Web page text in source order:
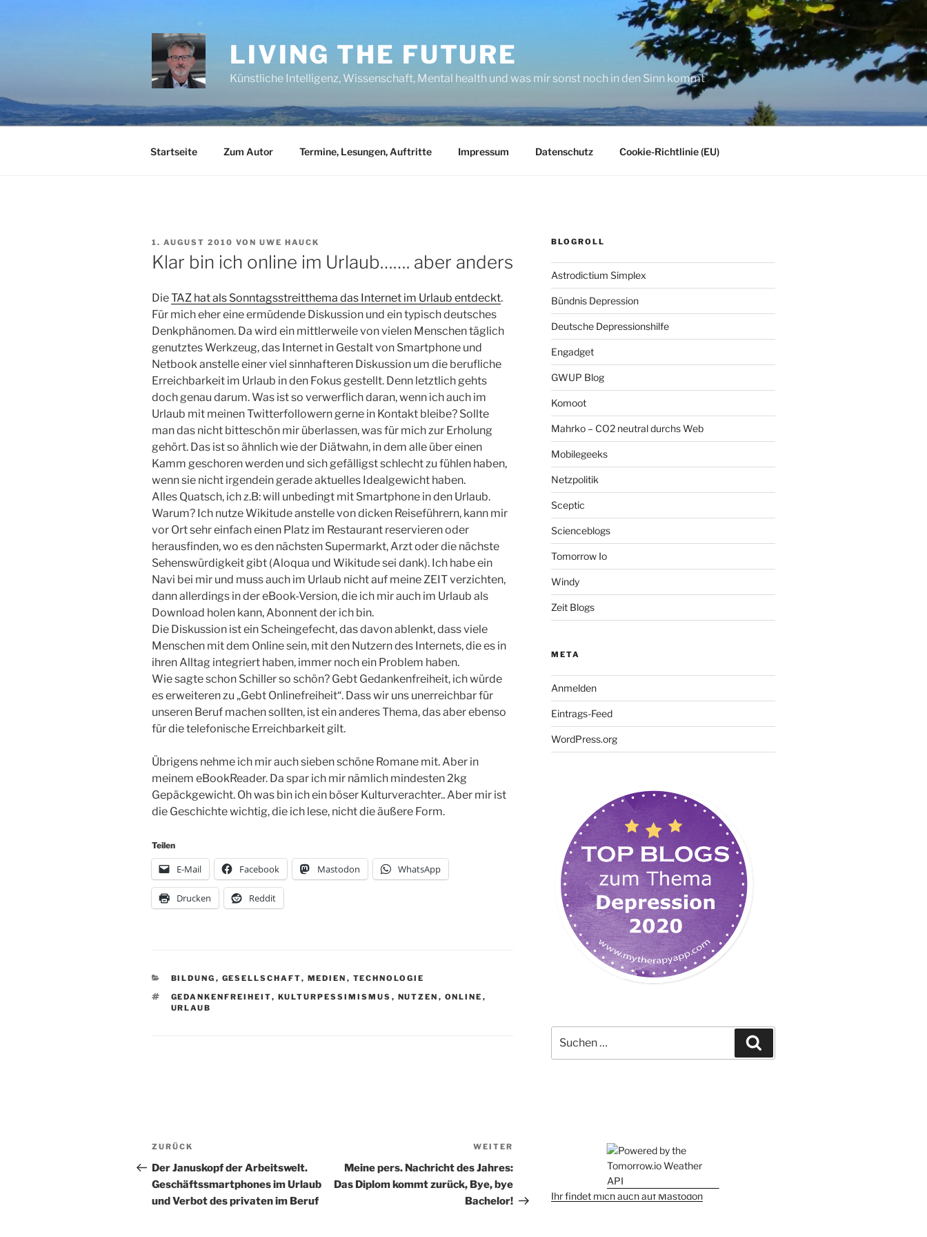
LIVING THE FUTURE
Künstliche Intelligenz, Wissenschaft, Mental health und was mir sonst noch in den Sinn kommt
Startseite Zum Autor Termine, Lesungen, Auftritte Impressum Datenschutz Cookie-Richtlinie (EU)
VERÖFFENTLICHT
AM
1. AUGUST 2010 VON UWE HAUCK
Klar bin ich online im Urlaub……. aber anders
DieTAZ hat als Sonntagsstreitthema das Internet im Urlaub entdeckt.
Für mich eher eine ermüdende Diskussion und ein typisch deutsches
Denkphänomen. Da wird ein mittlerweile von vielen Menschen täglich
genutztes Werkzeug, das Internet in Gestalt von Smartphone und
Netbook anstelle einer viel sinnhafteren Diskussion um die berufliche
Erreichbarkeit im Urlaub in den Fokus gestellt. Denn letztlich gehts
doch genau darum. Was ist so verwerflich daran, wenn ich auch im
Urlaub mit meinen Twitterfollowern gerne in Kontakt bleibe? Sollte
man das nicht bitteschön mir überlassen, was für mich zur Erholung
gehört. Das ist so ähnlich wie der Diätwahn, in dem alle über einen
Kamm geschoren werden und sich gefälligst schlecht zu fühlen haben,
wenn sie nicht irgendein gerade aktuelles Idealgewicht haben.
Alles Quatsch, ich z.B: will unbedingt mit Smartphone in den Urlaub.
Warum? Ich nutze Wikitude anstelle von dicken Reiseführern, kann mir
vor Ort sehr einfach einen Platz im Restaurant reservieren oder
herausfinden, wo es den nächsten Supermarkt, Arzt oder die nächste
Sehenswürdigkeit gibt (Aloqua und Wikitude sei dank). Ich habe ein
Navi bei mir und muss auch im Urlaub nicht auf meine ZEIT verzichten,
dann allerdings in der eBook-Version, die ich mir auch im Urlaub als
Download holen kann, Abonnent der ich bin.
Die Diskussion ist ein Scheingefecht, das davon ablenkt, dass viele
Menschen mit dem Online sein, mit den Nutzern des Internets, die es in
ihren Alltag integriert haben, immer noch ein Problem haben.
Wie sagte schon Schiller so schön? Gebt Gedankenfreiheit, ich würde
es erweiteren zu „Gebt Onlinefreiheit“. Dass wir uns unerreichbar für
unseren Beruf machen sollten, ist ein anderes Thema, das aber ebenso
für die telefonische Erreichbarkeit gilt.
Übrigens nehme ich mir auch sieben schöne Romane mit. Aber in
meinem eBookReader. Da spar ich mir nämlich mindesten 2kg
Gepäckgewicht. Oh was bin ich ein böser Kulturverachter.. Aber mir ist
die Geschichte wichtig, die ich lese, nicht die äußere Form.
Teilen
E-Mail Facebook Mastodon WhatsApp
Drucken Reddit
KATEGORIEN
BILDUNG , GESELLSCHAFT, MEDIEN , TECHNOLOGIE
SCHLAGWÖRTER
GEDANKENFREIHEIT, KULTURPESSIMISMUS , NUTZEN , ONLINE ,
URLAUB
Beitragsnavigation
Vorheriger
Beitrag
ZURÜCK
Der Januskopf der Arbeitswelt.
Geschäftssmartphones im Urlaub
und Verbot des privaten im Beruf
Beitrag
WEITER
Meine pers. Nachricht des Jahres:
Das Diplom kommt zurück, Bye, bye
Bachelor!
BLOGROLL
Astrodictium Simplex
Bündnis Depression
Deutsche Depressionshilfe
Engadget
GWUP Blog
Komoot
Mahrko – CO2 neutral durchs Web
Mobilegeeks
Netzpolitik
Sceptic
Scienceblogs
Tomorrow Io
Windy
Zeit Blogs
META
Anmelden
Eintrags-Feed
WordPress.org
nach:
Ihr findet mich auch auf Mastodon